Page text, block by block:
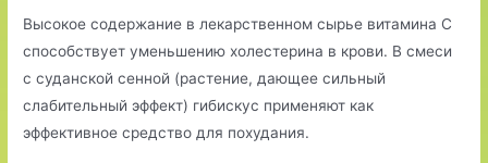
Высокое содержание в лекарственном сырье витамина С
способствует уменьшению холестерина в крови. В смеси
с суданской сенной (растение, дающее сильный
слабительный эффект) гибискус применяют как
эффективное средство для похудания.